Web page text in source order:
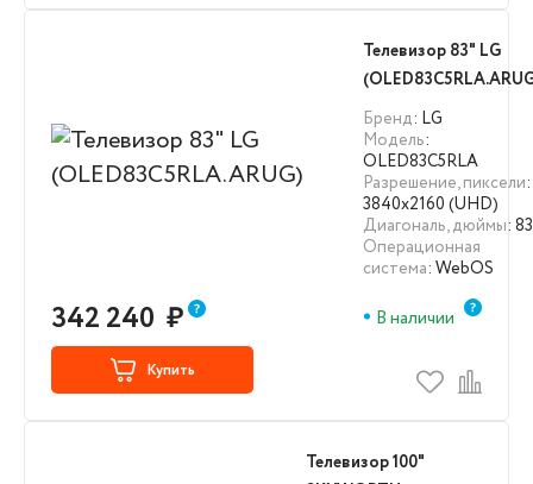
Телевизор 83" LG
Бренд: LG
Модель:
OLED83C5RLA
Разрешение, пиксели:
3840х2160 (UHD)
Диагональ, дюймы: 83
Операционная
система: WebOS
342 240 ₽ В наличии
Купить
Телевизор 100"